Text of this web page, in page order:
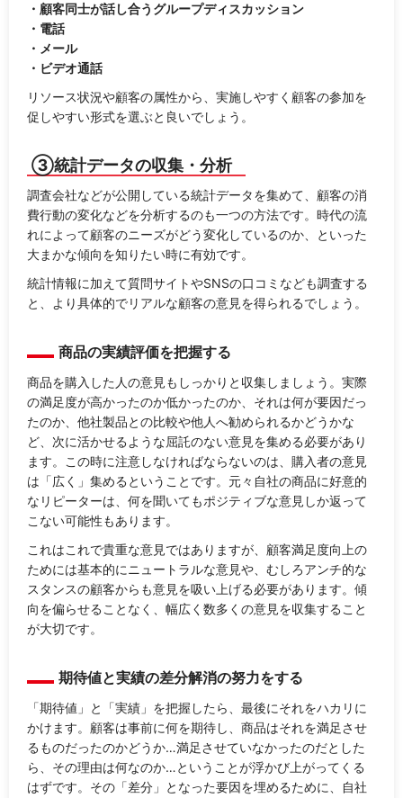
・顧客同士が話し合うグループディスカッション
・電話
・メール
・ビデオ通話
リソース状況や顧客の属性から、実施しやすく顧客の参加を
促しやすい形式を選ぶと良いでしょう。
③統計データの収集・分析
調査会社などが公開している統計データを集めて、顧客の消
費行動の変化などを分析するのも一つの方法です。時代の流
れによって顧客のニーズがどう変化しているのか、といった
大まかな傾向を知りたい時に有効です。
統計情報に加えて質問サイトやSNSの口コミなども調査する
と、より具体的でリアルな顧客の意見を得られるでしょう。
商品の実績評価を把握する
商品を購入した人の意見もしっかりと収集しましょう。実際
の満足度が高かったのか低かったのか、それは何が要因だっ
たのか、他社製品との比較や他人へ勧められるかどうかな
ど、次に活かせるような屈託のない意見を集める必要があり
ます。この時に注意しなければならないのは、購入者の意見
は「広く」集めるということです。元々自社の商品に好意的
なリピーターは、何を聞いてもポジティブな意見しか返って
こない可能性もあります。
これはこれで貴重な意見ではありますが、顧客満足度向上の
ためには基本的にニュートラルな意見や、むしろアンチ的な
スタンスの顧客からも意見を吸い上げる必要があります。傾
向を偏らせることなく、幅広く数多くの意見を収集すること
が大切です。
期待値と実績の差分解消の努力をする
「期待値」と「実績」を把握したら、最後にそれをハカリに
かけます。顧客は事前に何を期待し、商品はそれを満足させ
るものだったのかどうか…満足させていなかったのだとした
ら、その理由は何なのか…ということが浮かび上がってくる
はずです。その「差分」となった要因を埋めるために、自社